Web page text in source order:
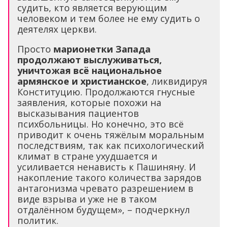
судить, кто является верующим
человеком и тем более не ему судить о
деятелях церкви.
Просто марионетки Запада
продолжают выслуживаться,
уничтожая всё национальное
армянское и христианское, ликвидируя
Конституцию. Продолжаются гнусные
заявления, которые похожи на
высказывания пациентов
психбольницы. Но конечно, это всё
приводит к очень тяжёлым моральным
последствиям, так как психологический
климат в стране ухудшается и
усиливается ненависть к Пашиняну. И
накопление такого количества зарядов
антагонизма чревато разрешением в
виде взрыва и уже не в таком
отдалённом будущем», – подчеркнул
политик.